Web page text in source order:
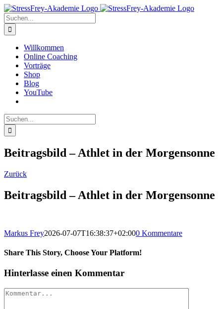
Zum
Inhalt
springen
Suche
nach:
Willkommen
Online Coaching
Vorträge
Shop
Blog
YouTube
Suche
nach:
Beitragsbild – Athlet in der Morgensonne
Zurück
Beitragsbild – Athlet in der Morgensonne
Markus Frey2026-07-07T16:38:37+02:000 Kommentare
Share This Story, Choose Your Platform!
Hinterlasse einen Kommentar
Kommentar